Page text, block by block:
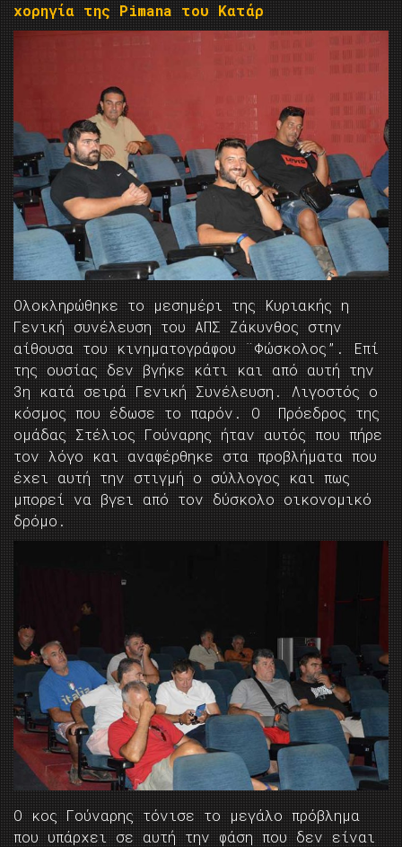
χορηγία της Pimana του Κατάρ
Ολοκληρώθηκε το μεσημέρι της Κυριακής η
Γενική συνέλευση του ΑΠΣ Ζάκυνθος στην
αίθουσα του κινηματογράφου ¨Φώσκολος”. Eπί
της ουσίας δεν βγήκε κάτι και από αυτή την
3η κατά σειρά Γενική Συνέλευση. Λιγοστός ο
κόσμος που έδωσε το παρόν. Ο Πρόεδρος της
ομάδας Στέλιος Γούναρης ήταν αυτός που πήρε
τον λόγο και αναφέρθηκε στα προβλήματα που
έχει αυτή την στιγμή ο σύλλογος και πως
μπορεί να βγει από τον δύσκολο οικονομικό
δρόμο.
Ο κος Γούναρης τόνισε το μεγάλο πρόβλημα
που υπάρχει σε αυτή την φάση που δεν είναι